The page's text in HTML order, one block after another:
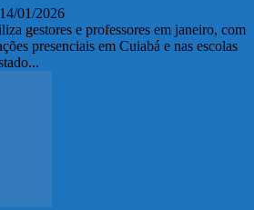
14/01/2026
gestores e professores em janeiro, com
presenciais em Cuiabá e nas escolas